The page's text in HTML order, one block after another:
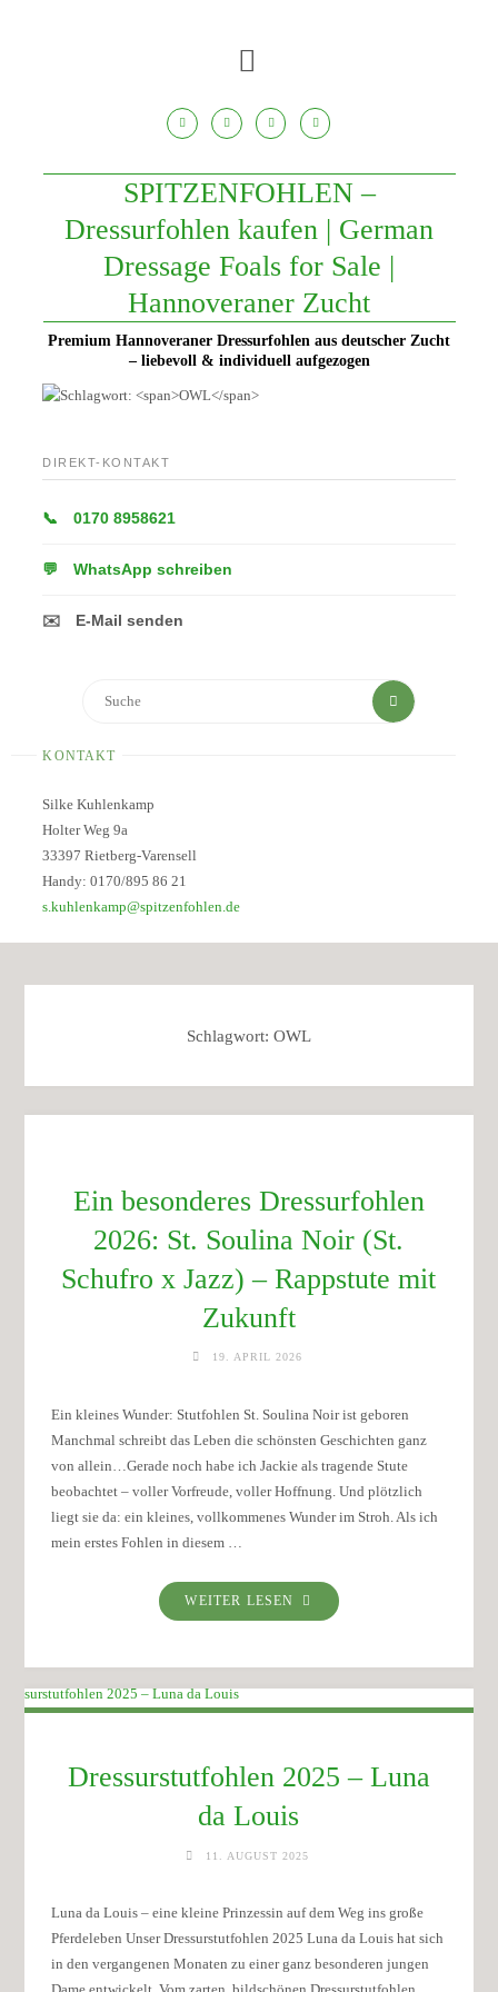
SPITZENFOHLEN –
Dressurfohlen kaufen | German
Dressage Foals for Sale |
Hannoveraner Zucht
Premium Hannoveraner Dressurfohlen aus deutscher Zucht
– liebevoll & individuell aufgezogen
DIREKT-KONTAKT
📞 0170 8958621
💬 WhatsApp schreiben
✉️ E-Mail senden
Suche
KONTAKT
Silke Kuhlenkamp
Holter Weg 9a
33397 Rietberg-Varensell
Handy: 0170/895 86 21
s.kuhlenkamp@spitzenfohlen.de
Schlagwort: OWL
Ein besonderes Dressurfohlen
2026: St. Soulina Noir (St.
Schufro x Jazz) – Rappstute mit
Zukunft
19. APRIL 2026
Ein kleines Wunder: Stutfohlen St. Soulina Noir ist geboren
Manchmal schreibt das Leben die schönsten Geschichten ganz
von allein…Gerade noch habe ich Jackie als tragende Stute
beobachtet – voller Vorfreude, voller Hoffnung. Und plötzlich
liegt sie da: ein kleines, vollkommenes Wunder im Stroh. Als ich
mein erstes Fohlen in diesem …
WEITER LESEN "EIN
BESONDERES
(ST.
X
JAZZ)
RAPPSTUTE
MIT
ZUKUNFT"
Dressurstutfohlen 2025 – Luna
da Louis
11. AUGUST 2025
Luna da Louis – eine kleine Prinzessin auf dem Weg ins große
Pferdeleben Unser Dressurstutfohlen 2025 Luna da Louis hat sich
in den vergangenen Monaten zu einer ganz besonderen jungen